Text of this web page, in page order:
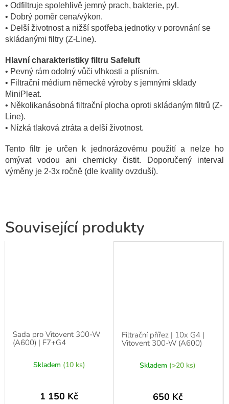
Související produkty
Sada pro Vitovent 300-W
(A600) | F7+G4
Skladem (10 ks)
1 150 Kč
Filtrační přířez | 10x G4 |
Vitovent 300-W (A600)
Skladem (>20 ks)
650 Kč
• Odfiltruje spolehlivě jemný prach, bakterie, pyl.
• Dobrý poměr cena/výkon.
• Delší životnost a nižší spotřeba jednotky v porovnání se
skládanými filtry (Z-Line).
Hlavní charakteristiky filtru Safeluft
• Pevný rám odolný vůči vlhkosti a plísním.
• Filtrační médium německé výroby s jemnými sklady
MiniPleat.
• Několikanásobná filtrační plocha oproti skládaným filtrů (Z-
Line).
• Nízká tlaková ztráta a delší životnost.
Tento filtr je určen k jednorázovému použití a nelze ho
omývat vodou ani chemicky čistit. Doporučený interval
výměny je 2-3x ročně (dle kvality ovzduší).